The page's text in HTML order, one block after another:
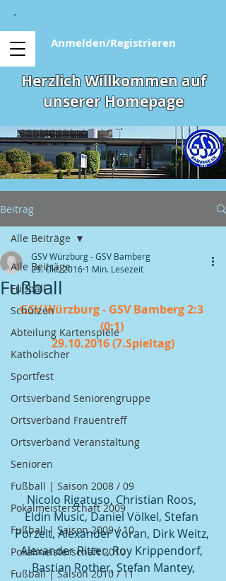
Anmelden/Registrieren
Herzlich Willkommen auf
unserer Homepage
Beitrag
Alle Beiträge
Fußball
Schützen
Abteilung Kartenspiele
Katholischer
Sportfest
Ortsverband Seniorengruppe
Ortsverband Frauentreff
Ortsverband Veranstaltung
Senioren
Fußball | Saison 2008 / 09
Pokalmeisterschaft 2009
Fußball | Saison 2009 / 10
Pokalmeisterschaft 2010
Fußball | Saison 2010 / 11
Alle Beiträge
Fußball
GSV Würzburg - GSV Bamberg
29. Okt. 2016 1 Min. Lesezeit
GSV Würzburg - GSV Bamberg 2:3
(0:1)
29.10.2016 (7.Spieltag)
Nicolo Rigatuso, Christian Roos,
Eldin Music, Daniel Völkel, Stefan
Porzelt, Alexander Voran, Dirk Weitz,
Alexander Ritter, Roy Krippendorf,
Bastian Rother, Stefan Mantey,